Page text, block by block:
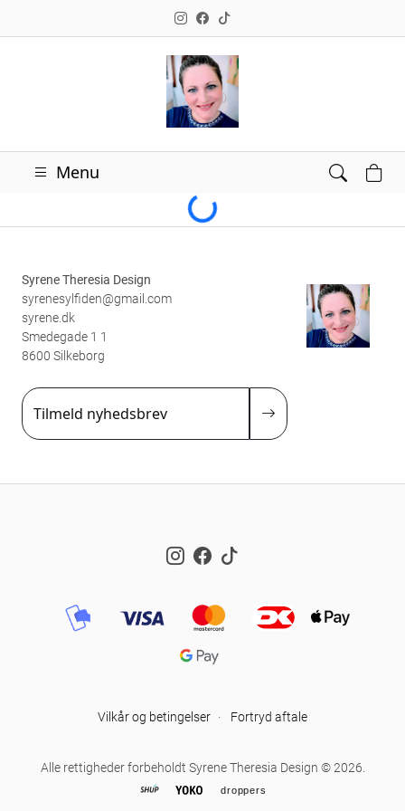
Menu Loading...
Syrene Theresia Design
syrenesylfiden@gmail.com
syrene.dk
Smedegade 1 1
8600 Silkeborg
Tilmeld nyhedsbrev
InstagramFacebook
Vilkår og betingelser · Fortryd aftale
Alle rettigheder forbeholdt Syrene Theresia Design © 2026.
droppers